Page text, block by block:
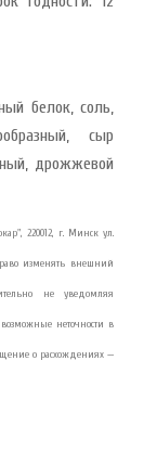
белок, соль,
сыр
дрожжевой
220012, г. Минск ул.
изменять внешний
не уведомляя
неточности в
о расхождениях —